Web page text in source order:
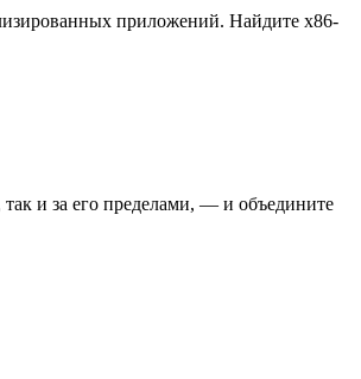
приложений. Найдите x86-
и за его пределами, — и объедините